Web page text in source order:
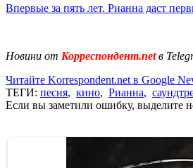
Впервые за пять лет. Рианна даст
Новини от Корреспондент.netв
Читайте Korrespondent.net в Google
ТЕГИ: песня, кино, Рианна,
Если вы заметили ошибку, выделите